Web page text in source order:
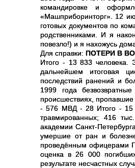
командировке и
«Машприборинторг». 12
готовых документов по
родственниками. И я
повезло!) и я нахожусь
Для справки: ПОТЕРИ В
Итого - 13 833 человека.
дальнейшем итоговая
последствий ранений и
1999 года
происшествиях,
- 576 МВД - 28 Итого - 15
травмированных; 416
академии Санкт-
умершие от ран и
проведённым офицерами
оценка в 26 000
результате несчастных